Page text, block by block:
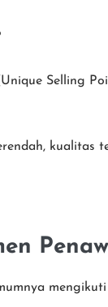
Selling
kualitas